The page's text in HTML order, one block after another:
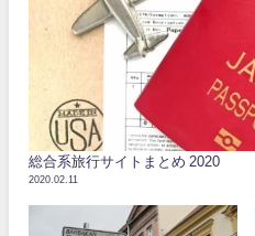
総合系旅行サイトまとめ 2020
2020.02.11